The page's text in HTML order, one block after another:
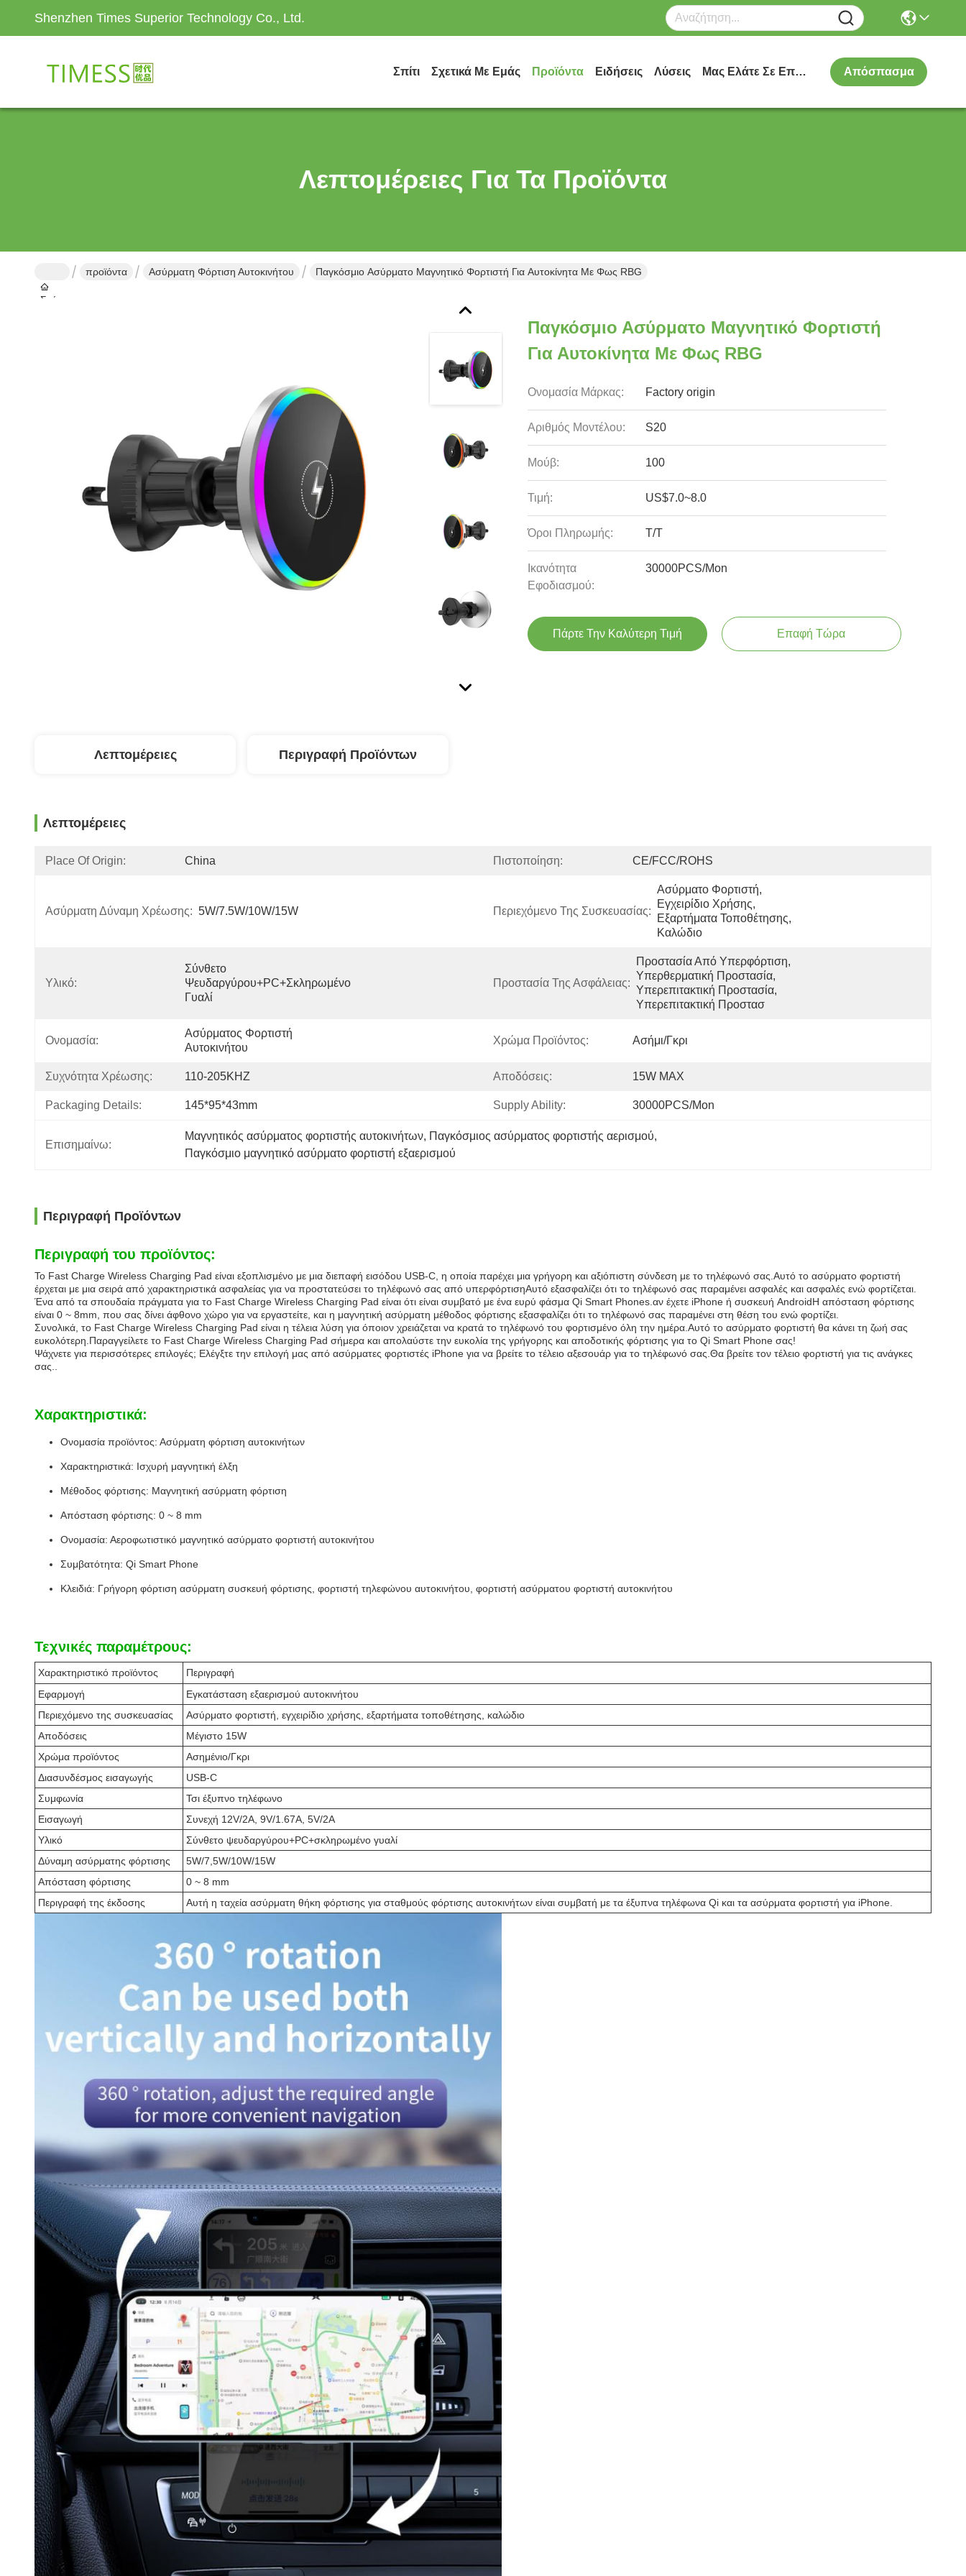
Shenzhen Times Superior Technology Co., Ltd.
Σπίτι Σχετικά Με Εμάς Προϊόντα Ειδήσεις Λύσεις Μας Ελάτε Σε Επαφή Με Απόσπασμα
Λεπτομέρειες Για Τα Προϊόντα
Σπίτι
προϊόντα Ασύρματη Φόρτιση Αυτοκινήτου Παγκόσμιο Ασύρματο Μαγνητικό Φορτιστή Για Αυτοκίνητα Με Φως RBG
Παγκόσμιο Ασύρματο Μαγνητικό Φορτιστή
Για Αυτοκίνητα Με Φως RBG
Ονομασία Μάρκας: Factory origin
Αριθμός Μοντέλου: S20
Μούβ: 100
Τιμή: US$7.0~8.0
Όροι Πληρωμής: T/T
Ικανότητα
Εφοδιασμού:
30000PCS/Mon
Πάρτε Την Καλύτερη Τιμή Επαφή Τώρα
Λεπτομέρειες Περιγραφή Προϊόντων
Λεπτομέρειες
Place Of Origin: China Πιστοποίηση: CE/FCC/ROHS
Ασύρματη Δύναμη Χρέωσης: 5W/7.5W/10W/15W Περιεχόμενο Της Συσκευασίας:
Ασύρματο Φορτιστή,
Εγχειρίδιο Χρήσης,
Εξαρτήματα Τοποθέτησης,
Καλώδιο
Υλικό:
Σύνθετο
Ψευδαργύρου+PC+σκληρωμένο
Γυαλί
Προστασία Της Ασφάλειας:
Προστασία Από Υπερφόρτιση,
Υπερθερματική Προστασία,
Υπερεπιτακτική Προστασία,
Υπερεπιτακτική Προστασ
Ονομασία:
Ασύρματος Φορτιστή
Αυτοκινήτου
Χρώμα Προϊόντος: Ασήμι/γκρι
Συχνότητα Χρέωσης: 110-205KHZ Αποδόσεις: 15W MAX
Packaging Details: 145*95*43mm Supply Ability: 30000PCS/Mon
Επισημαίνω:
Μαγνητικός ασύρματος φορτιστής αυτοκινήτων, Παγκόσμιος ασύρματος φορτιστής αερισμού,
Παγκόσμιο μαγνητικό ασύρματο φορτιστή εξαερισμού
Περιγραφή Προϊόντων
Περιγραφή του προϊόντος:
Το Fast Charge Wireless Charging Pad είναι εξοπλισμένο με μια διεπαφή εισόδου USB-C, η οποία παρέχει μια γρήγορη και αξιόπιστη σύνδεση με το τηλέφωνό σας.Αυτό το ασύρματο φορτιστή
έρχεται με μια σειρά από χαρακτηριστικά ασφαλείας για να προστατεύσει το τηλέφωνό σας από υπερφόρτισηΑυτό εξασφαλίζει ότι το τηλέφωνό σας παραμένει ασφαλές και ασφαλές ενώ φορτίζεται.
Ένα από τα σπουδαία πράγματα για το Fast Charge Wireless Charging Pad είναι ότι είναι συμβατό με ένα ευρύ φάσμα Qi Smart Phones.αν έχετε iPhone ή συσκευή AndroidΗ απόσταση φόρτισης
είναι 0 ~ 8mm, που σας δίνει άφθονο χώρο για να εργαστείτε, και η μαγνητική ασύρματη μέθοδος φόρτισης εξασφαλίζει ότι το τηλέφωνό σας παραμένει στη θέση του ενώ φορτίζει.
Συνολικά, το Fast Charge Wireless Charging Pad είναι η τέλεια λύση για όποιον χρειάζεται να κρατά το τηλέφωνό του φορτισμένο όλη την ημέρα.Αυτό το ασύρματο φορτιστή θα κάνει τη ζωή σας
ευκολότερη.Παραγγείλετε το Fast Charge Wireless Charging Pad σήμερα και απολαύστε την ευκολία της γρήγορης και αποδοτικής φόρτισης για το Qi Smart Phone σας!
Ψάχνετε για περισσότερες επιλογές; Ελέγξτε την επιλογή μας από ασύρματες φορτιστές iPhone για να βρείτε το τέλειο αξεσουάρ για το τηλέφωνό σας.Θα βρείτε τον τέλειο φορτιστή για τις ανάγκες
σας..
Χαρακτηριστικά:
Ονομασία προϊόντος: Ασύρματη φόρτιση αυτοκινήτων
Χαρακτηριστικά: Ισχυρή μαγνητική έλξη
Μέθοδος φόρτισης: Μαγνητική ασύρματη φόρτιση
Απόσταση φόρτισης: 0 ~ 8 mm
Ονομασία: Αεροφωτιστικό μαγνητικό ασύρματο φορτιστή αυτοκινήτου
Συμβατότητα: Qi Smart Phone
Κλειδιά: Γρήγορη φόρτιση ασύρματη συσκευή φόρτισης, φορτιστή τηλεφώνου αυτοκινήτου, φορτιστή ασύρματου φορτιστή αυτοκινήτου
Τεχνικές παραμέτρους:
Χαρακτηριστικό προϊόντος
Περιγραφή
Εφαρμογή
Εγκατάσταση εξαερισμού αυτοκινήτου
Περιεχόμενο της συσκευασίας
Ασύρματο φορτιστή, εγχειρίδιο χρήσης, εξαρτήματα τοποθέτησης, καλώδιο
Αποδόσεις
Μέγιστο 15W
Χρώμα προϊόντος
Ασημένιο/Γκρι
Διασυνδέσμος εισαγωγής
USB-C
Συμφωνία
Τσι έξυπνο τηλέφωνο
Εισαγωγή
Συνεχή 12V/2A, 9V/1.67A, 5V/2A
Υλικό
Σύνθετο ψευδαργύρου+PC+σκληρωμένο γυαλί
Δύναμη ασύρματης φόρτισης
5W/7,5W/10W/15W
Απόσταση φόρτισης
0 ~ 8 mm
Περιγραφή της έκδοσης
Αυτή η ταχεία ασύρματη θήκη φόρτισης για σταθμούς φόρτισης αυτοκινήτων είναι συμβατή με τα έξυπνα τηλέφωνα Qi και τα ασύρματα φορτιστή για iPhone.